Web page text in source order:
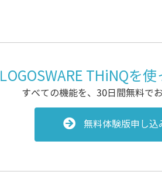
LOGOSWARE THiNQを
すべての機能を、30日間無料で
無料体験版申し込